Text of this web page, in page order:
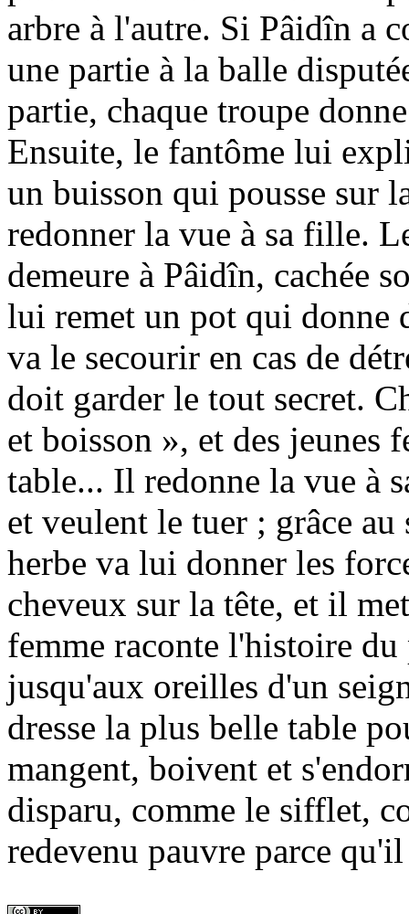
arbre à l'autre. Si Pâidîn a
une partie à la balle
partie, chaque troupe
Ensuite, le fantôme lui
un buisson qui pousse sur
redonner la vue à sa fille.
demeure à Pâidîn, cachée
lui remet un pot qui donne
va le secourir en cas de
doit garder le tout secret.
et boisson », et des jeunes
table... Il redonne la vue à
et veulent le tuer ; grâce
herbe va lui donner les
cheveux sur la tête, et il
femme raconte l'histoire
jusqu'aux oreilles d'un
dresse la plus belle table
mangent, boivent et
disparu, comme le sifflet,
redevenu pauvre parce